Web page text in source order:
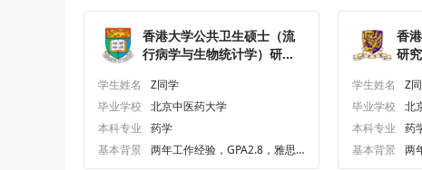
香港大学公共卫生硕士（流
行病学与生物统计学）研究
学生姓名
Z同学
毕业学校
北京中医药大学
本科专业
药学
基本背景
两年工作经验，GPA2.8，雅思6.
香
研
学生姓名
Z
毕业学校
北
本科专业
药
基本背景
两